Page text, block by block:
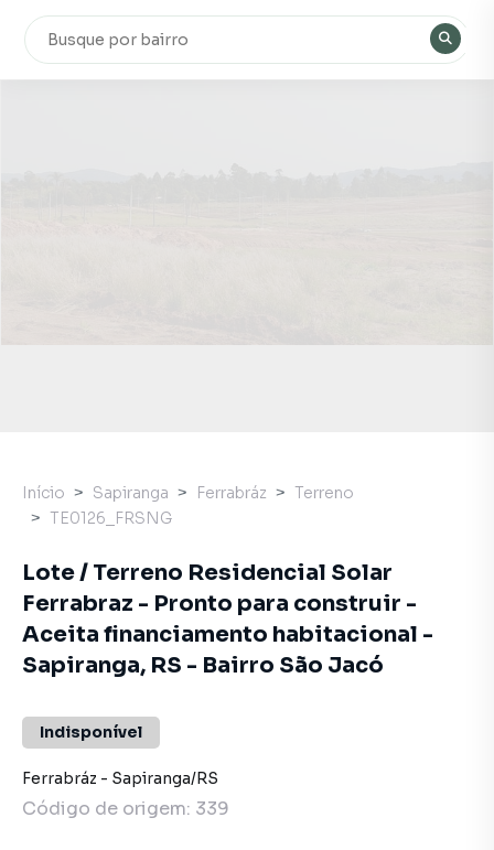
Início Sapiranga Ferrabráz
Terreno
TE0126_FRSNG
Lote / Terreno Residencial Solar
Ferrabraz - Pronto para construir -
Aceita financiamento habitacional -
Sapiranga, RS - Bairro São Jacó
Indisponível
Ferrabráz - Sapiranga/RS
Código de origem: 339